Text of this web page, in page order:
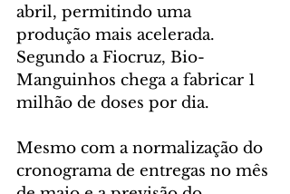
abril, permitindo uma
produção mais acelerada.
Segundo a Fiocruz, Bio-
Manguinhos chega a fabricar 1
milhão de doses por dia.
Mesmo com a normalização do
cronograma de entregas no mês